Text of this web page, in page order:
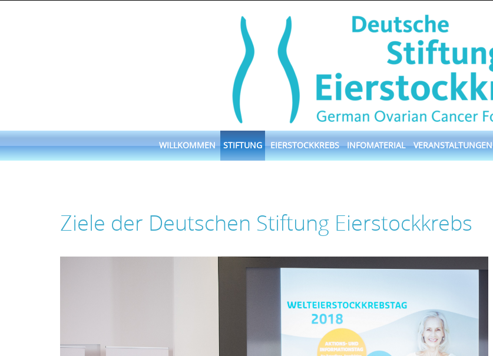
Skip
to
WILLKOMMEN STIFTUNG EIERSTOCKKREBS INFOMATERIAL VERANSTALTUNGEN
Ziele der Deutschen Stiftung Eierstockkrebs